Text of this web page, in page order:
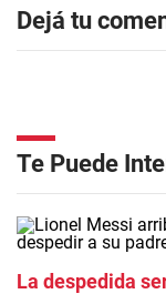
Dejá tu
Te Puede
La despedida